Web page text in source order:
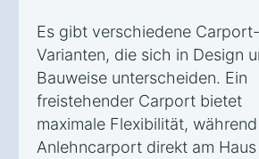
Es gibt verschiedene Carport-
Varianten, die sich in Design
Bauweise unterscheiden. Ein
freistehender Carport bietet
maximale Flexibilität,
Anlehncarport direkt am Haus